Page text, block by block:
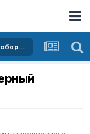
Покупка и продажа телекоммуникационного оборудования